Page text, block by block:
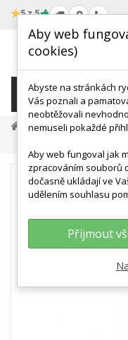
★5 z 5
KATEGORIE
Anatomické
Aby web
cookies)
Abyste na stránkách
Vás poznali a
neobtěžovali
nemuseli pokaždé
Aby web fungoval jak
zpracováním souborů
dočasně ukládají ve
udělením souhlasu
Přijmout